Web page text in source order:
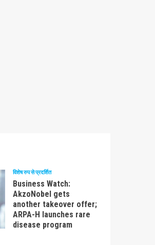
विशेष रुप से प्रदर्शित
Business Watch:
AkzoNobel gets
another takeover offer;
ARPA-H launches rare
disease program